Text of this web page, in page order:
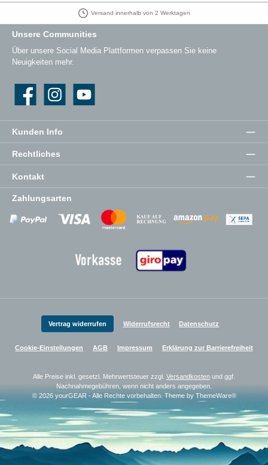
Versand innerhalb von 2 Werktagen
Kunden Info
Rechtliches
Kontakt
Unsere Communities
Über unsere Social Media Plattformen verpassen Sie keine
Neuigkeiten mehr.
Instagram YouTube
Zahlungsarten
Zahlungsanbieter Zahlungsanbieter
Zahlungsanbieter
Vertrag widerrufen Widerrufsrecht Datenschutz
Cookie-Einstellungen AGB Impressum Erklärung zur Barrierefreiheit
Alle Preise inkl. gesetzl. Mehrwertsteuer zzgl. Versandkosten und ggf.
Nachnahmegebühren, wenn nicht anders angegeben.
© 2026 yourGEAR - Alle Rechte vorbehalten. Theme by ThemeWare®